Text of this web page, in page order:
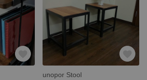
unopor Stool